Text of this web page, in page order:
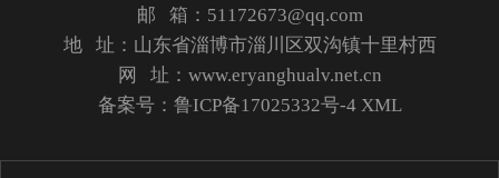
邮 箱：51172673@qq.com
地 址：山东省淄博市淄川区双沟镇十里村西
网 址：www.eryanghualv.net.cn
备案号： 鲁ICP备17025332号-4 XML